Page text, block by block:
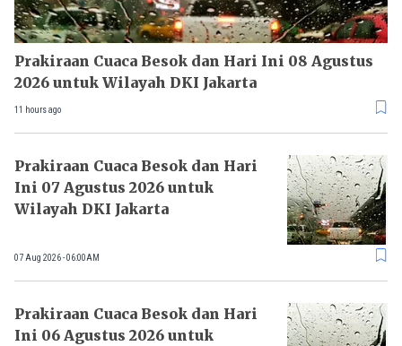
Prakiraan Cuaca Besok dan Hari Ini 08 Agustus
2026 untuk Wilayah DKI Jakarta
11 hours ago
Prakiraan Cuaca Besok dan Hari
Ini 07 Agustus 2026 untuk
Wilayah DKI Jakarta
07 Aug 2026 - 06:00AM
Prakiraan Cuaca Besok dan Hari
Ini 06 Agustus 2026 untuk